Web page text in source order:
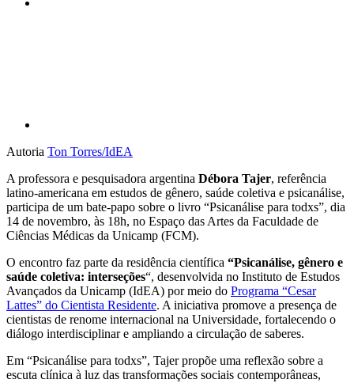
Autoria Ton Torres/IdEA
A professora e pesquisadora argentina Débora Tajer, referência
latino-americana em estudos de gênero, saúde coletiva e psicanálise,
participa de um bate-papo sobre o livro “Psicanálise para todxs”, dia
14 de novembro, às 18h, no Espaço das Artes da Faculdade de
Ciências Médicas da Unicamp (FCM).
O encontro faz parte da residência científica “Psicanálise, gênero e
saúde coletiva: interseções“, desenvolvida no Instituto de Estudos
Avançados da Unicamp (IdEA) por meio do Programa “Cesar
Lattes” do Cientista Residente. A iniciativa promove a presença de
cientistas de renome internacional na Universidade, fortalecendo o
diálogo interdisciplinar e ampliando a circulação de saberes.
Em “Psicanálise para todxs”, Tajer propõe uma reflexão sobre a
escuta clínica à luz das transformações sociais contemporâneas,